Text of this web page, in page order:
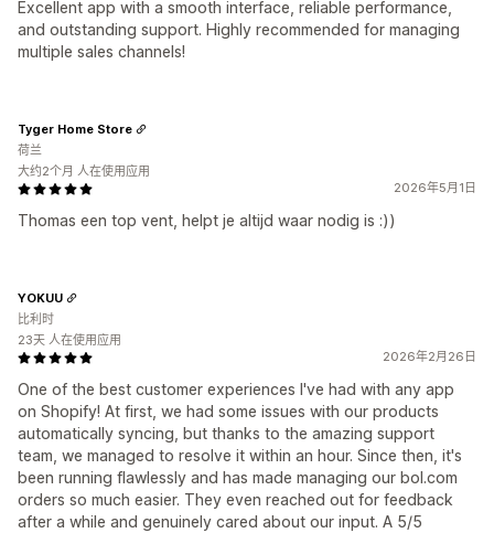
Excellent app with a smooth interface, reliable performance,
and outstanding support. Highly recommended for managing
multiple sales channels!
2026年5月1日
Thomas een top vent, helpt je altijd waar nodig is :))
Tyger Home Store
荷兰
大约2个月 人在使用应用
2026年2月26日
One of the best customer experiences I've had with any app
on Shopify! At first, we had some issues with our products
automatically syncing, but thanks to the amazing support
team, we managed to resolve it within an hour. Since then, it's
been running flawlessly and has made managing our bol.com
orders so much easier. They even reached out for feedback
after a while and genuinely cared about our input. A 5/5
YOKUU
比利时
23天 人在使用应用